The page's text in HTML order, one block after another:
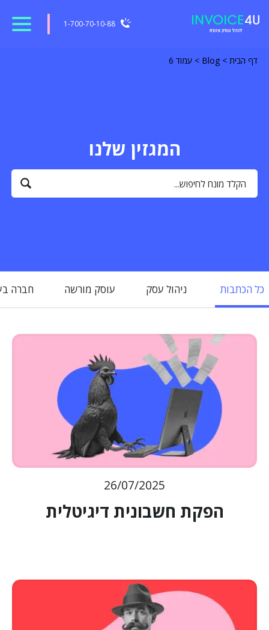
1-700-70-10-88
דף הבית >
Blog
> עמוד 6
המגזין שלנו
כל הכתבות ניהול עסק עוסק מורשה חברה
26/07/2025
הפקת חשבונית דיגיטלית